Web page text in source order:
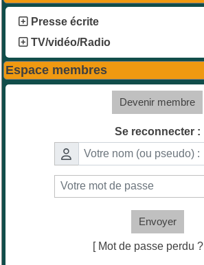
Presse écrite
TV/vidéo/Radio
Espace membres
Devenir membre
Se reconnecter :
Envoyer
[ Mot de passe perdu ?